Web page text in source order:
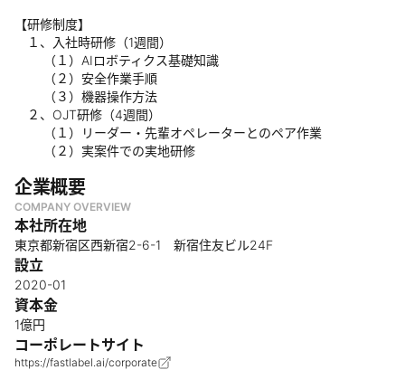
【研修制度】
１、入社時研修（1週間）
（１）AIロボティクス基礎知識
（２）安全作業手順
（３）機器操作方法
２、OJT研修（4週間）
（１）リーダー・先輩オペレーターとのペア作業
（２）実案件での実地研修
企業概要
COMPANY OVERVIEW
本社所在地
東京都新宿区西新宿2-6-1 新宿住友ビル24F
設立
2020-01
資本金
1億円
コーポレートサイト
https://fastlabel.ai/corporate